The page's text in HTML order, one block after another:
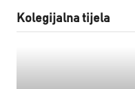
Kolegijalna tijela